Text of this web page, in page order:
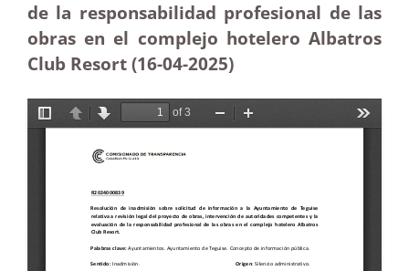
de la responsabilidad profesional de las
obras en el complejo hotelero Albatros
Club Resort (16-04-2025)